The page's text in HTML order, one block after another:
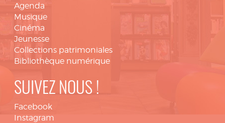
Agenda
Musique
Cinéma
Jeunesse
Collections patrimoniales
Bibliothèque numérique
SUIVEZ NOUS !
Facebook
Instagram